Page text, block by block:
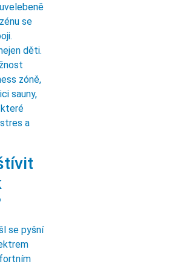
se
děti.
zóně,
sauny,
které
a
se pyšní